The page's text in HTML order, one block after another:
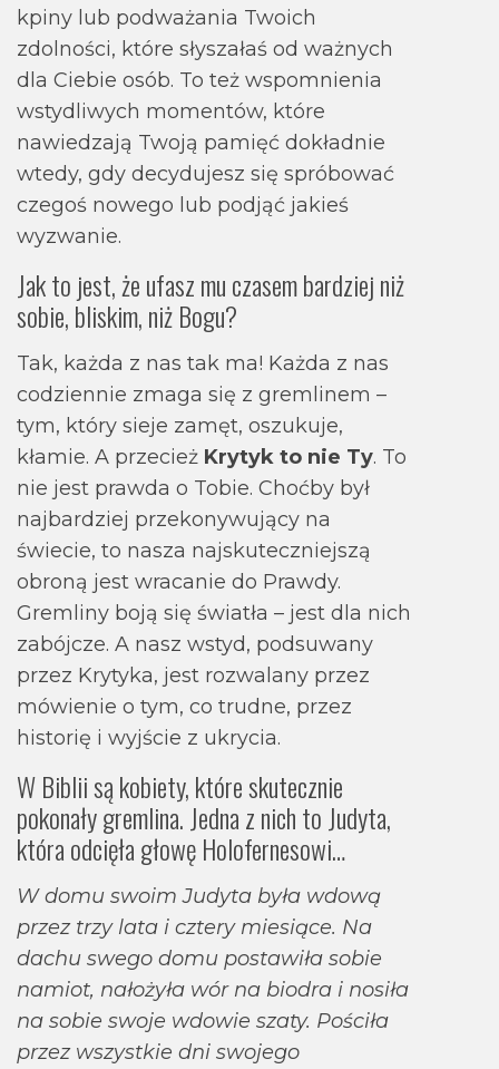
kpiny lub podważania Twoich
zdolności, które słyszałaś od ważnych
dla Ciebie osób. To też wspomnienia
wstydliwych momentów, które
nawiedzają Twoją pamięć dokładnie
wtedy, gdy decydujesz się spróbować
czegoś nowego lub podjąć jakieś
wyzwanie.
Jak to jest, że ufasz mu czasem bardziej niż
sobie, bliskim, niż Bogu?
Tak, każda z nas tak ma! Każda z nas
codziennie zmaga się z gremlinem –
tym, który sieje zamęt, oszukuje,
kłamie. A przecież Krytyk to nie Ty. To
nie jest prawda o Tobie. Choćby był
najbardziej przekonywujący na
świecie, to nasza najskuteczniejszą
obroną jest wracanie do Prawdy.
Gremliny boją się światła – jest dla nich
zabójcze. A nasz wstyd, podsuwany
przez Krytyka, jest rozwalany przez
mówienie o tym, co trudne, przez
historię i wyjście z ukrycia.
W Biblii są kobiety, które skutecznie
pokonały gremlina. Jedna z nich to Judyta,
która odcięła głowę Holofernesowi…
W domu swoim Judyta była wdową
przez trzy lata i cztery miesiące. Na
dachu swego domu postawiła sobie
namiot, nałożyła wór na biodra i nosiła
na sobie swoje wdowie szaty. Pościła
przez wszystkie dni swojego